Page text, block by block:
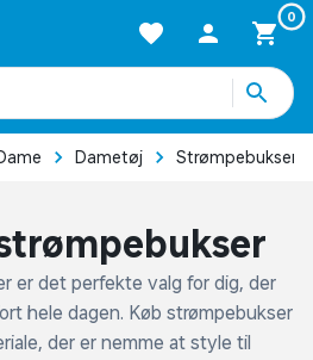
0
Dametøj Strømpebukser
er det perfekte valg for dig, der
hele dagen. Køb strømpebukser
der er nemme at style til